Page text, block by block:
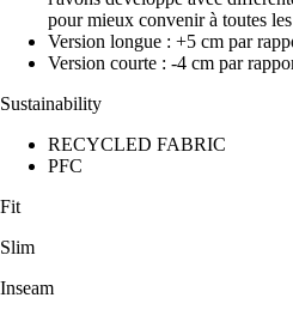
pour mieux convenir à toutes
Version longue : +5 cm par
Version courte : -4 cm par
Sustainability
RECYCLED FABRIC
PFC
Fit
Slim
Inseam